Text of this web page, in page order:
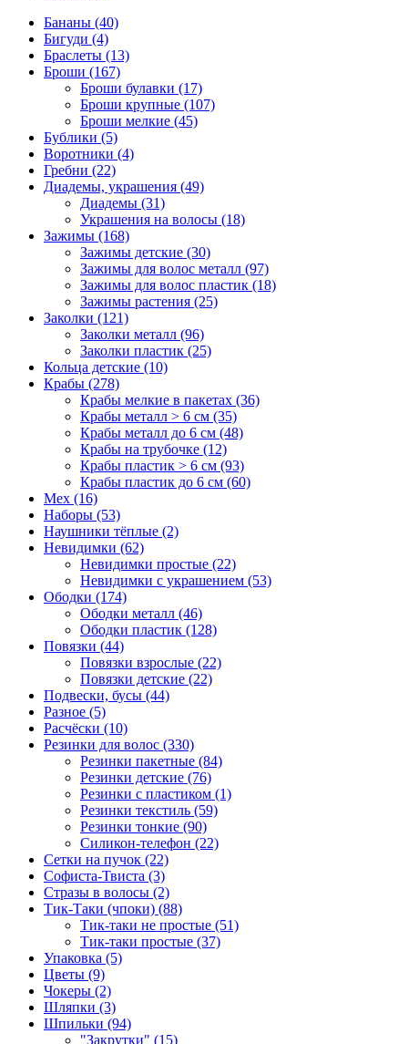
Бананы (40)
Бигуди (4)
Браслеты (13)
Броши (167)
Броши булавки (17)
Броши крупные (107)
Броши мелкие (45)
Бублики (5)
Воротники (4)
Гребни (22)
Диадемы, украшения (49)
Диадемы (31)
Украшения на волосы (18)
Зажимы (168)
Зажимы детские (30)
Зажимы для волос металл (97)
Зажимы для волос пластик (18)
Зажимы растения (25)
Заколки (121)
Заколки металл (96)
Заколки пластик (25)
Кольца детские (10)
Крабы (278)
Крабы мелкие в пакетах (36)
Крабы металл > 6 см (35)
Крабы металл до 6 см (48)
Крабы на трубочке (12)
Крабы пластик > 6 см (93)
Крабы пластик до 6 см (60)
Мех (16)
Наборы (53)
Наушники тёплые (2)
Невидимки (62)
Невидимки простые (22)
Невидимки с украшением (53)
Ободки (174)
Ободки металл (46)
Ободки пластик (128)
Повязки (44)
Повязки взрослые (22)
Повязки детские (22)
Подвески, бусы (44)
Разное (5)
Расчёски (10)
Резинки для волос (330)
Резинки пакетные (84)
Резинки детские (76)
Резинки с пластиком (1)
Резинки текстиль (59)
Резинки тонкие (90)
Силикон-телефон (22)
Сетки на пучок (22)
Софиста-Твиста (3)
Стразы в волосы (2)
Тик-Таки (чпоки) (88)
Тик-таки не простые (51)
Тик-таки простые (37)
Упаковка (5)
Цветы (9)
Чокеры (2)
Шляпки (3)
Шпильки (94)
"Закрутки" (15)